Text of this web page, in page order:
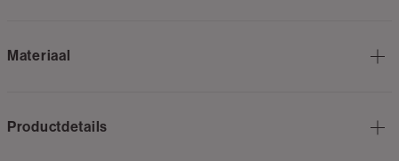
Materiaal
Productdetails